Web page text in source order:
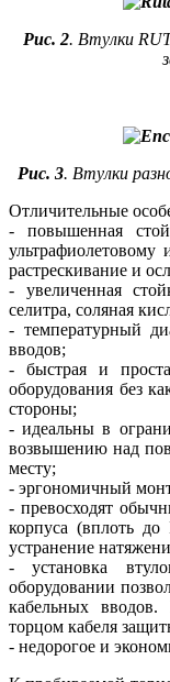
Рис. 2. Втулки
Рис. 3. Втулки
Отличительные
- повышенная
растрескивание и
- увеличенная
селитра, соляная
- температурный
вводов;
- быстрая и
оборудования без
стороны;
- идеальны в
возвышению над
месту;
- эргономичный
- превосходят
корпуса (вплоть до
устранение
- установка
оборудовании
кабельных вводов.
торцом кабеля
- недорогое и